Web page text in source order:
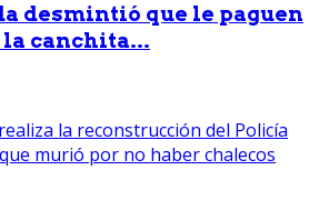
desmintió que le paguen
la canchita...